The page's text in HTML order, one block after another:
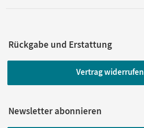
Rückgabe und Erstattung
Vertrag widerrufen
Newsletter abonnieren